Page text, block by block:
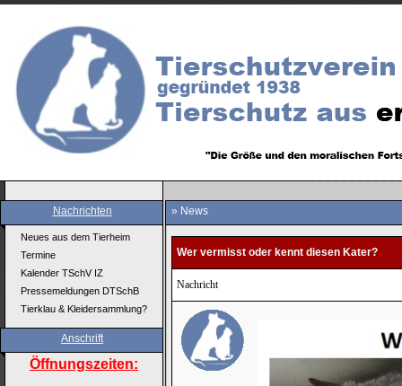
Nachrichten
Neues aus dem Tierheim
Termine
Kalender TSchV IZ
Pressemeldungen DTSchB
Tierklau & Kleidersammlung?
Anschrift
Öffnungszeiten:
» News
Wer vermisst oder kennt diesen Kater?
Nachricht